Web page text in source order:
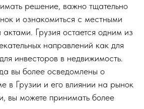
решение, важно тщательно
и ознакомиться с местными
Грузия остается одним из
направлений как для
инвесторов в недвижимость.
вы более осведомлены о
в Грузии и его влиянии на рынок
вы можете принимать более